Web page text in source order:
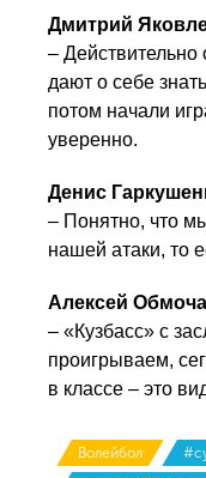
Дмитрий
–
дают о себе
потом начали
уверенно.
Денис
– Понятно, что
нашей атаки, то
Алексей
– «Кузбасс» с
проигрываем,
в классе – это
Волейбол